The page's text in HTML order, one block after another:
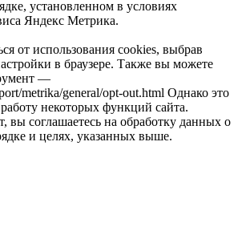
установленном в условиях
Яндекс Метрика.
от использования cookies, выбрав
в браузере. Также вы можете
—
metrika/general/opt-out.html Однако это
некоторых функций сайта.
вы соглашаетесь на обработку данных о
и целях, указанных выше.